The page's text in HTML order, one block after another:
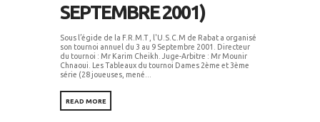
SEPTEMBRE 2001)
Sous l’égide de la F.R.M.T , l'U.S.C.M de Rabat a organisé
son tournoi annuel du 3 au 9 Septembre 2001. Directeur
du tournoi : Mr Karim Cheikh. Juge-Arbitre : Mr Mounir
Chnaoui. Les Tableaux du tournoi Dames 2ème et 3ème
série (28 joueuses, mené...
READ MORE